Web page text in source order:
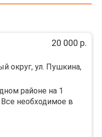
20 000 р.
округ, ул. Пушкина,
районе на 1
необходимое в